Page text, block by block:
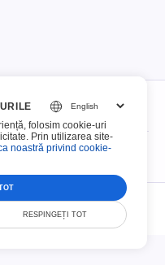
drepturile rezervate.
Securitate
folosim cookie-uri
Prin utilizarea site-
noastră privind cookie-
RESPINGEȚI TOT